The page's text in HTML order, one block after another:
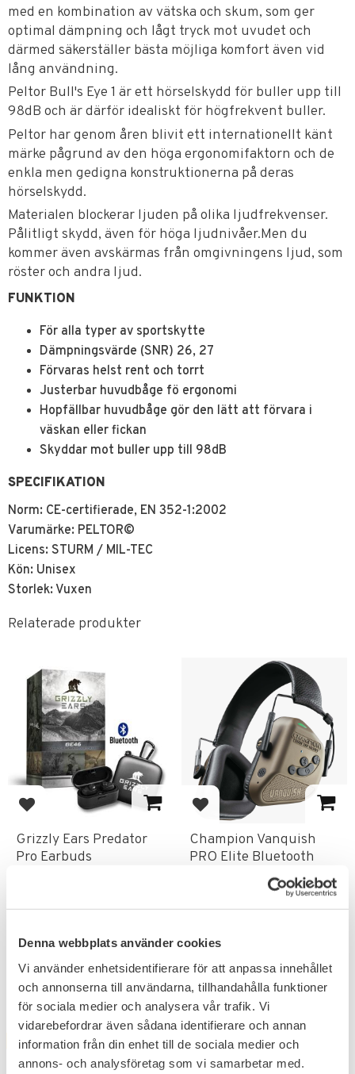
Denna webbplats använder cookies
Vi använder enhetsidentifierare för att anpassa innehållet
och annonserna till användarna, tillhandahålla funktioner
för sociala medier och analysera vår trafik. Vi
vidarebefordrar även sådana identifierare och annan
information från din enhet till de sociala medier och
annons- och analysföretag som vi samarbetar med.
med en kombination av vätska och skum, som ger
optimal dämpning och lågt tryck mot uvudet och
därmed säkerställer bästa möjliga komfort även vid
lång användning.
Peltor Bull's Eye 1 är ett hörselskydd för buller upp till
98dB och är därför idealiskt för högfrekvent buller.
Peltor har genom åren blivit ett internationellt känt
märke pågrund av den höga ergonomifaktorn och de
enkla men gedigna konstruktionerna på deras
hörselskydd.
Materialen blockerar ljuden på olika ljudfrekvenser.
Pålitligt skydd, även för höga ljudnivåer.Men du
kommer även avskärmas från omgivningens ljud, som
röster och andra ljud.
FUNKTION
För alla typer av sportskytte
Dämpningsvärde (SNR) 26, 27
Förvaras helst rent och torrt
Justerbar huvudbåge fö ergonomi
Hopfällbar huvudbåge gör den lätt att förvara i
väskan eller fickan
Skyddar mot buller upp till 98dB
SPECIFIKATION
Norm: CE-certifierade, EN 352-1:2002
Varumärke: PELTOR©
Licens: STURM / MIL-TEC
Kön: Unisex
Storlek: Vuxen
Relaterade produkter
Lägg till i favoriter
Grizzly Ears Predator
Pro Earbuds
1 995
Lägg till i favoriter
Champion Vanquish
PRO Elite Bluetooth
Hörselskydden har Safe Level
FAVORIT FAVORIT